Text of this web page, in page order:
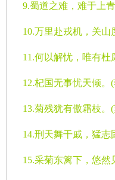
9.蜀道之难，难于上青
10.万里赴戎机，关山
11.何以解忧，唯有杜
12.杞国无事忧天倾。 (
13.菊残犹有傲霜枝。 (
14.刑天舞干戚，猛志
15.采菊东篱下，悠然